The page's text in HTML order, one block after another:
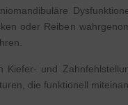
oder Reiben
und
die funktionell